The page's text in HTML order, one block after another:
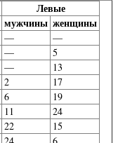
Левые
мужчины женщины
—
—
—
5
—
13
2
17
6
19
11
24
22
15